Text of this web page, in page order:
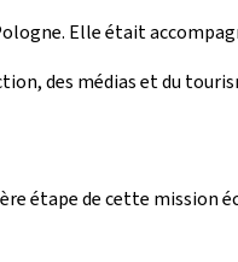
Elle était
des médias et du
étape de cette mission